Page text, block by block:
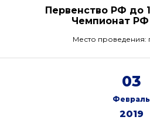
Первенство РФ до
Чемпионат РФ
Место проведения:
03
Февраль
2019